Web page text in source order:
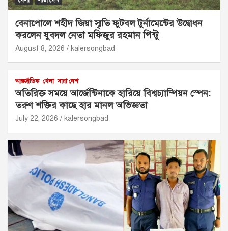
বেনাপোলে শহীদ জিয়া স্মৃতি ফুটবল টুর্নামেন্টের উদ্বোধন
করলেন যুবদল নেতা মফিজুর রহমান পিন্টু
August 8, 2026 kalersongbad
আন্তর্জাতিক খেলা সারা দেশ
অতিরিক্ত সময়ে আর্জেন্টিনাকে হারিয়ে বিশ্বচ্যাম্পিয়ন স্পেন:
তরুণ শক্তির কাছে হার মানল অভিজ্ঞতা
July 22, 2026 kalersongbad